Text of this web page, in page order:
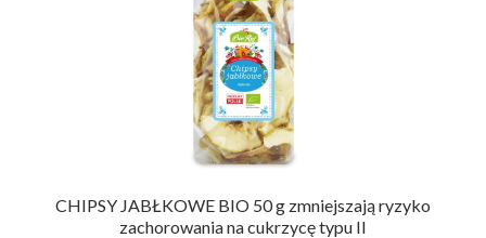
CHIPSY JABŁKOWE BIO 50 g zmniejszają ryzyko
zachorowania na cukrzycę typu II